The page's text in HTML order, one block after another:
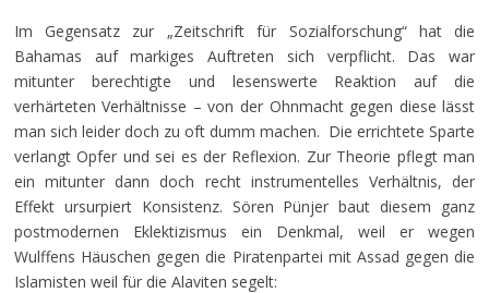
Im Gegensatz zur „Zeitschrift für Sozialforschung“ hat die
Bahamas auf markiges Auftreten sich verpflicht. Das war
mitunter berechtigte und lesenswerte Reaktion auf die
verhärteten Verhältnisse – von der Ohnmacht gegen diese lässt
man sich leider doch zu oft dumm machen. Die errichtete Sparte
verlangt Opfer und sei es der Reflexion. Zur Theorie pflegt man
ein mitunter dann doch recht instrumentelles Verhältnis, der
Effekt ursurpiert Konsistenz. Sören Pünjer baut diesem ganz
postmodernen Eklektizismus ein Denkmal, weil er wegen
Wulffens Häuschen gegen die Piratenpartei mit Assad gegen die
Islamisten weil für die Alaviten segelt: